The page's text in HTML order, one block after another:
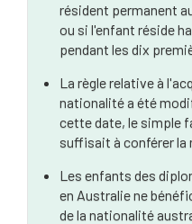
Avantages de la
enfants
migrations peuvent-
Foire aux questions
résident permanent
ou si l'enfant réside
pendant les dix
La règle relative à
nationalité a été
cette date, le simple
suffisait à conférer la
Les enfants des
en Australie ne
de la nationalité